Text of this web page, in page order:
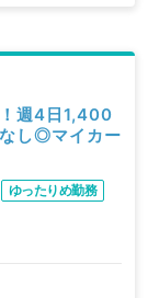
！週4日1,400
し◎マイカー
ゆったりめ勤務